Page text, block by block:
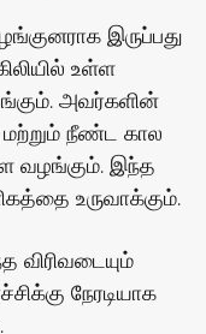
இருப்பது
உள்ள
அவர்களின்
நீண்ட கால
வழங்கும். இந்த
உருவாக்கும்.
விரிவடையும்
நேரடியாக